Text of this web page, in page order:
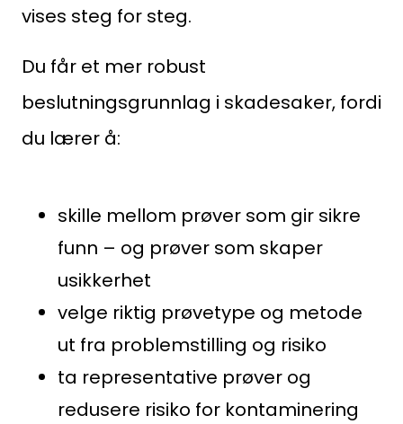
etter:
vises steg for steg.
Du får et mer robust
beslutningsgrunnlag i skadesaker, fordi
du lærer å:
skille mellom prøver som gir sikre
funn – og prøver som skaper
usikkerhet
velge riktig prøvetype og metode
ut fra problemstilling og risiko
ta representative prøver og
redusere risiko for kontaminering
Org nummer
Ved å sende inn skjema samtykker du til håndtering
av personopplysninger